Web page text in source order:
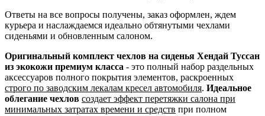
Ответы на все вопросы получены, заказ оформлен, ждем
курьера и наслаждаемся идеально обтянутыми чехлами
сиденьями и обновленным салоном.
Оригинальный комплект чехлов на сиденья Хендай Туссан
из экокожи премиум класса - это полный набор раздельных
аксессуаров полного покрытия элементов, раскроенных
строго по заводским лекалам кресел автомобиля. Идеальное
облегание чехлов создает эффект перетяжки салона при
минимальных затратах времени и средств при полном